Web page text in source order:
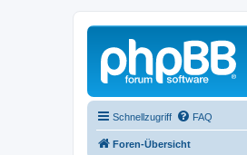
Schnellzugriff FAQ
Foren-Übersicht